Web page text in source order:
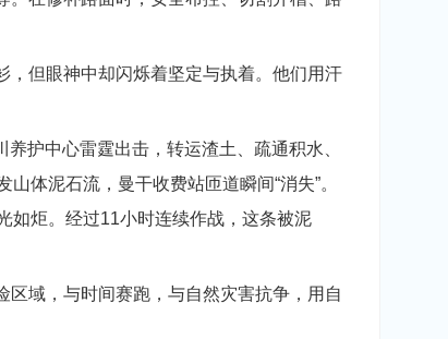
但眼神中却闪烁着坚定与执着。他们用汗
护中心雷霆出击，转运渣土、疏通积水、
体泥石流，曼干收费站匝道瞬间“消失”。
如炬。经过11小时连续作战，这条被泥
域，与时间赛跑，与自然灾害抗争，用自